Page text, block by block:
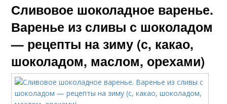
Сливовое шоколадное варенье.
Варенье из сливы с шоколадом
— рецепты на зиму (с, какао,
шоколадом, маслом, орехами)